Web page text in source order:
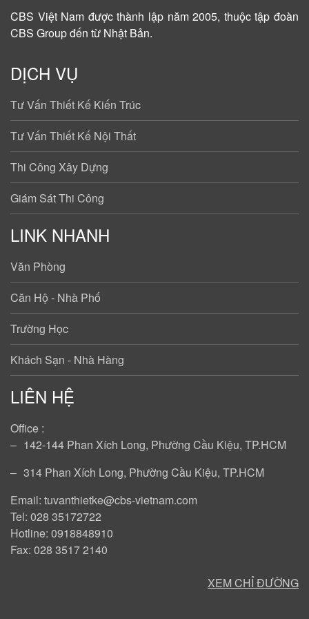
CBS Việt Nam đượcthành lập năm 2005, thuộc tập đoàn
CBS Group đến từ Nhật Bản.
DỊCH VỤ
Tư Vấn Thiết Kế Kiến Trúc
Tư Vấn Thiết Kế Nội Thất
Thi Công Xây Dựng
Giám Sát Thi Công
LINK NHANH
Văn Phòng
Căn Hộ - Nhà Phố
Trường Học
Khách Sạn - Nhà Hàng
LIÊN HỆ
Office :
‒ 142-144 Phan Xích Long, Phường Cầu Kiệu, TP.HCM
‒ 314 Phan Xích Long, Phường Cầu Kiệu, TP.HCM
Email: tuvanthietke@cbs-vietnam.com
Tel: 028 35172722
Hotline: 0918848910
Fax: 028 3517 2140
XEM CHỈ ĐƯỜNG